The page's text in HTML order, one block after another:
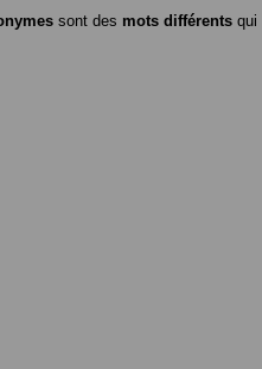
sont des mots différents qui